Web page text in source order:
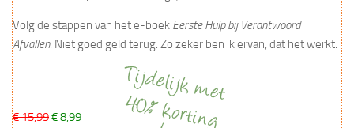
Volg de stappen van het e-boek Eerste Hulp bij Verantwoord
Afvallen. Niet goed geld terug. Zo zeker ben ik ervan, dat het werkt.
€ 15,99€ 8,99